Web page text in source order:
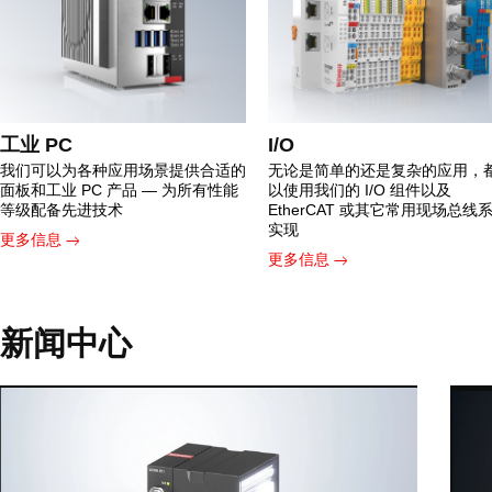
工业 PC
我们可以为各种应用场景提供合适的
面板和工业 PC 产品 — 为所有性能
等级配备先进技术
更多信息
I/O
无论是简单的还是复杂的应用，
以使用我们的 I/O 组件以及
EtherCAT 或其它常用现场总线
实现
更多信息
新闻中心